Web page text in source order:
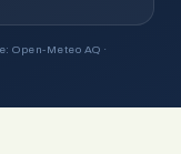
Open-Meteo AQ ·